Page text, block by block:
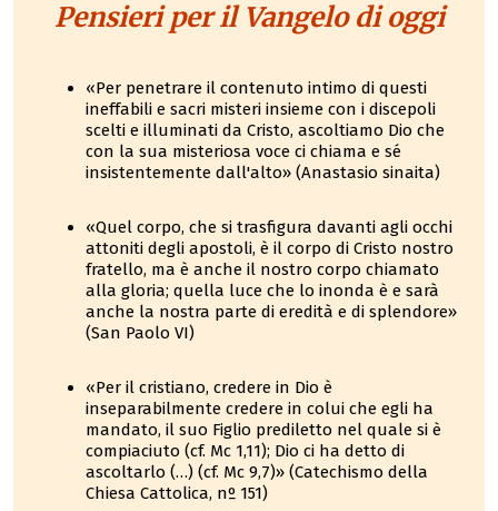
Pensieri per il Vangelo di oggi
«Per penetrare il contenuto intimo di questi
ineffabili e sacri misteri insieme con i discepoli
scelti e illuminati da Cristo, ascoltiamo Dio che
con la sua misteriosa voce ci chiama e sé
insistentemente dall'alto» (Anastasio sinaita)
«Quel corpo, che si trasfigura davanti agli occhi
attoniti degli apostoli, è il corpo di Cristo nostro
fratello, ma è anche il nostro corpo chiamato
alla gloria; quella luce che lo inonda è e sarà
anche la nostra parte di eredità e di splendore»
(San Paolo VI)
«Per il cristiano, credere in Dio è
inseparabilmente credere in colui che egli ha
mandato, il suo Figlio prediletto nel quale si è
compiaciuto (cf. Mc 1,11); Dio ci ha detto di
ascoltarlo (…) (cf. Mc 9,7)» (Catechismo della
Chiesa Cattolica, nº 151)